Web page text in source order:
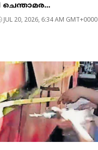
JUL 20, 2026, 6:34 AM GMT+0000